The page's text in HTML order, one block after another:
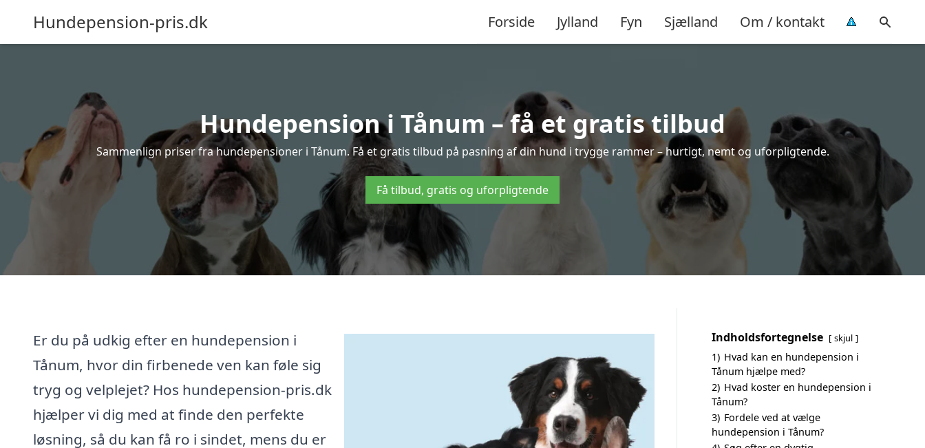
Hundepension-pris.dk Forside Jylland Fyn Sjælland Om / kontakt
Hundepension i Tånum – få et gratis tilbud
Sammenlign priser fra hundepensioner i Tånum. Få et gratis tilbud på pasning af din hund i trygge rammer – hurtigt, nemt og uforpligtende.
Få tilbud, gratis og uforpligtende
Er du på udkig efter en hundepension i
Tånum, hvor din firbenede ven kan føle sig
tryg og velplejet? Hos hundepension-pris.dk
hjælper vi dig med at finde den perfekte
løsning, så du kan få ro i sindet, mens du er
Indholdsfortegnelse skjul
1) Hvad kan en hundepension i
Tånum hjælpe med?
2) Hvad koster en hundepension i
Tånum?
3) Fordele ved at vælge
hundepension i Tånum?